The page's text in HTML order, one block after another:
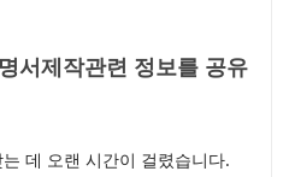
서제작관련 정보를 공유
데 오랜 시간이 걸렸습니다.